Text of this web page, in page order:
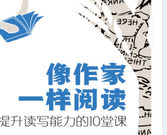
力
的
10
堂